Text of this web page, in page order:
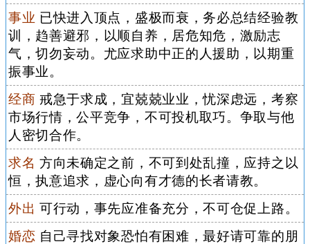
事业 已快进入顶点，盛极而衰，务必总结经验教
训，趋善避邪，以顺自养，居危知危，激励志
气，切勿妄动。尤应求助中正的人援助，以期重
振事业。
经商 戒急于求成，宜兢兢业业，忧深虑远，考察
市场行情，公平竞争，不可投机取巧。争取与他
人密切合作。
求名 方向未确定之前，不可到处乱撞，应持之以
恒，执意追求，虚心向有才德的长者请教。
外出 可行动，事先应准备充分，不可仓促上路。
婚恋 自己寻找对象恐怕有困难，最好请可靠的朋